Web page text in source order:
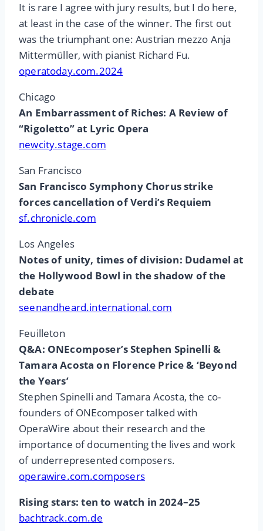
It is rare I agree with jury results, but I do here,
at least in the case of the winner. The first out
was the triumphant one: Austrian mezzo Anja
Mittermüller, with pianist Richard Fu.
operatoday.com.2024
Chicago
An Embarrassment of Riches: A Review of
“Rigoletto” at Lyric Opera
newcity.stage.com
San Francisco
San Francisco Symphony Chorus strike
forces cancellation of Verdi’s Requiem
sf.chronicle.com
Los Angeles
Notes of unity, times of division: Dudamel at
the Hollywood Bowl in the shadow of the
debate
seenandheard.international.com
Feuilleton
Q&A: ONEcomposer’s Stephen Spinelli &
Tamara Acosta on Florence Price & ‘Beyond
the Years’
Stephen Spinelli and Tamara Acosta, the co-
founders of ONEcomposer talked with
OperaWire about their research and the
importance of documenting the lives and work
of underrepresented composers.
operawire.com.composers
Rising stars: ten to watch in 2024–25
bachtrack.com.de